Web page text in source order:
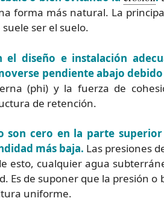
forma más natural. La
ser el suelo.
el diseño e instalación
pendiente abajo
(phi) y la fuerza de
de retención.
son cero en la parte
más baja. Las presiones
esto, cualquier agua
Es de suponer que la presión
uniforme.